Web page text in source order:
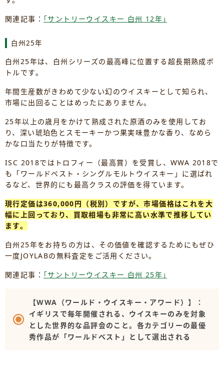
関連記事： ｢サントリーウイスキー 白州 12年｣
白州25年
白州25年は、白州シリーズの最高峰に位置する超長期熟成ボ
トルです。
年間生産数がきわめて少ない幻のウイスキーとして知られ、
市場に出回ることはめったにありません。
25年以上の歳月をかけて熟成された原酒のみを使用してお
り、深い琥珀色とスモーキーかつ果実味豊かな香り、なめら
かな口当たりが特徴です。
ISC 2018ではトロフィー（最高賞）を受賞し、WWA 2018で
も「ワールドベスト・シングルモルトウイスキー」に選ばれ
るなど、世界的にも最高クラスの評価を得ています。
現行定価は360,000円（税別）ですが、市場価格はこれを大
幅に上回っており、買取相場も非常に高い水準で推移してい
ます。
白州25年をお持ちの方は、その価値を確認するためにもぜひ
一度JOYLABの無料査定をご活用ください。
関連記事： ｢サントリーウイスキー 白州 25年｣
【WWA（ワールド・ウイスキー・アワード）】：
イギリスで毎年開催される、ウイスキーのみを対象
とした世界的な品評会のこと。各カテゴリーの最優
秀作品が「ワールドベスト」として選出される